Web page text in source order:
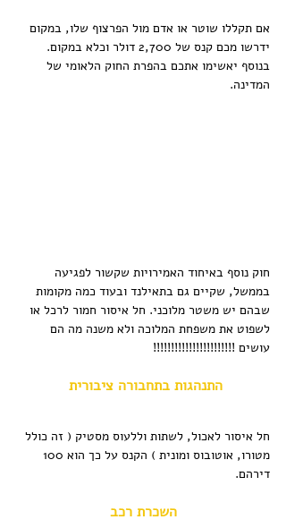
אם תקללו שוטר או אדם מול הפרצוף שלו, במקום
ידרשו מכם קנס של 2,700 דולר וכלא במקום.
בנוסף יאשימו אתכם בהפרת החוק הלאומי של
המדינה.
חוק נוסף באיחוד האמירויות שקשור לפגיעה
בממשל, שקיים גם בתאילנד ובעוד כמה מקומות
שבהם יש משטר מלוכני. חל איסור חמור לרכל או
לשפוט את משפחת המלוכה ולא משנה מה הם
עושים !!!!!!!!!!!!!!!!!!!!!!!
התנהגות בתחבורה ציבורית
חל איסור לאכול, לשתות וללעוס מסטיק ( זה כולל
דירהם.
השכרת רכב